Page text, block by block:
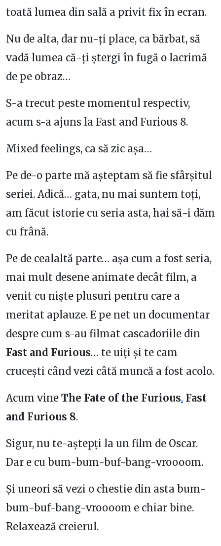
toată lumea din sală a privit fix în ecran.
Nu de alta, dar nu-ți place, ca bărbat, să
vadă lumea că-ți ștergi în fugă o lacrimă
de pe obraz…
S-a trecut peste momentul respectiv,
acum s-a ajuns la Fast and Furious 8.
Mixed feelings, ca să zic așa…
Pe de-o parte mă așteptam să fie sfârșitul
seriei. Adică… gata, nu mai suntem toți,
am făcut istorie cu seria asta, hai să-i dăm
cu frână.
Pe de cealaltă parte… așa cum a fost seria,
mai mult desene animate decât film, a
venit cu niște plusuri pentru care a
meritat aplauze. E pe net un documentar
despre cum s-au filmat cascadoriile din
Fast and Furious… te uiți și te cam
crucești când vezi câtă muncă a fost acolo.
Acum vine The Fate of the Furious. Fast
and Furious 8.
Sigur, nu te-aștepți la un film de Oscar.
Dar e cu bum-bum-buf-bang-vroooom.
Și uneori să vezi o chestie din asta bum-
bum-buf-bang-vroooom e chiar bine.
Relaxează creierul.